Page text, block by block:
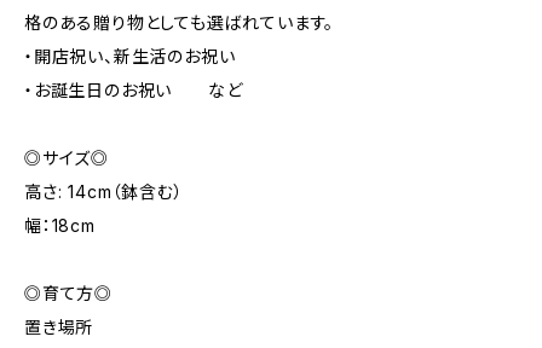
格のある贈り物としても選ばれています。
・開店祝い、新生活のお祝い
・お誕生日のお祝い など
◎サイズ◎
高さ: 14cm（鉢含む）
幅：18cm
◎育て方◎
置き場所